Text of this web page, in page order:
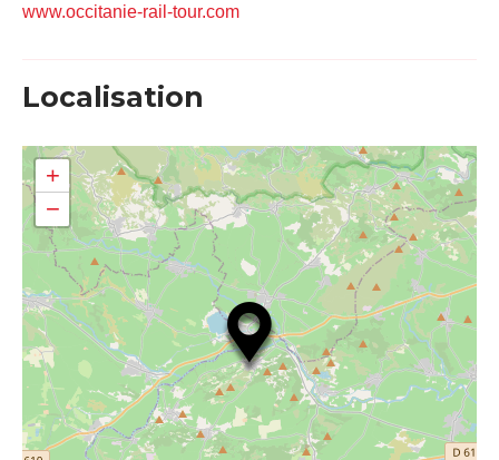
www.occitanie-rail-tour.com
Localisation
+
−